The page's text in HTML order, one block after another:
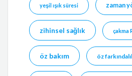
yeşil ışık süresi zaman
zihinsel sağlık çakma
öz bakım öz